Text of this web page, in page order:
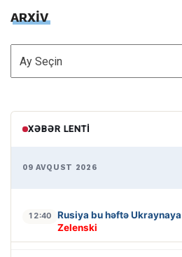
ARXİV
ARXİV
XƏBƏR LENTI
09 AVQUST 2026
12:40 Rusiya bu həftə
Zelenski